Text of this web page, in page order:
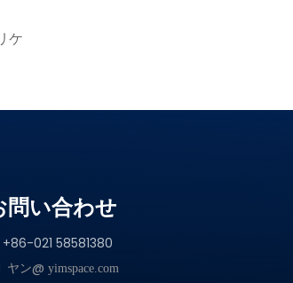
ケ
問い合わせ
+86-021 58581380
ヤン@ yimspace.com